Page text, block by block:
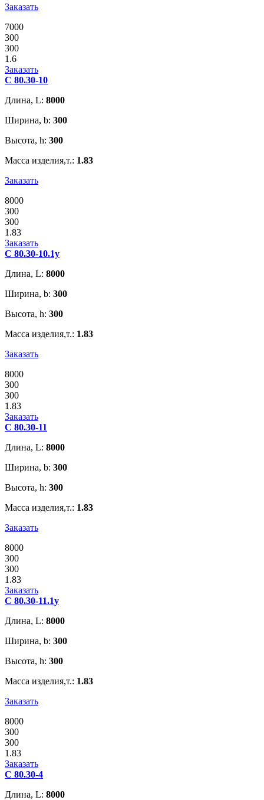
Заказать
7000
300
300
1.6
Заказать
С 80.30-10
Длина, L: 8000
Ширина, b: 300
Высота, h: 300
Масса изделия,т.: 1.83
Заказать
8000
300
300
1.83
Заказать
С 80.30-10.1у
Длина, L: 8000
Ширина, b: 300
Высота, h: 300
Масса изделия,т.: 1.83
Заказать
8000
300
300
1.83
Заказать
С 80.30-11
Длина, L: 8000
Ширина, b: 300
Высота, h: 300
Масса изделия,т.: 1.83
Заказать
8000
300
300
1.83
Заказать
С 80.30-11.1у
Длина, L: 8000
Ширина, b: 300
Высота, h: 300
Масса изделия,т.: 1.83
Заказать
8000
300
300
1.83
Заказать
С 80.30-4
Длина, L: 8000